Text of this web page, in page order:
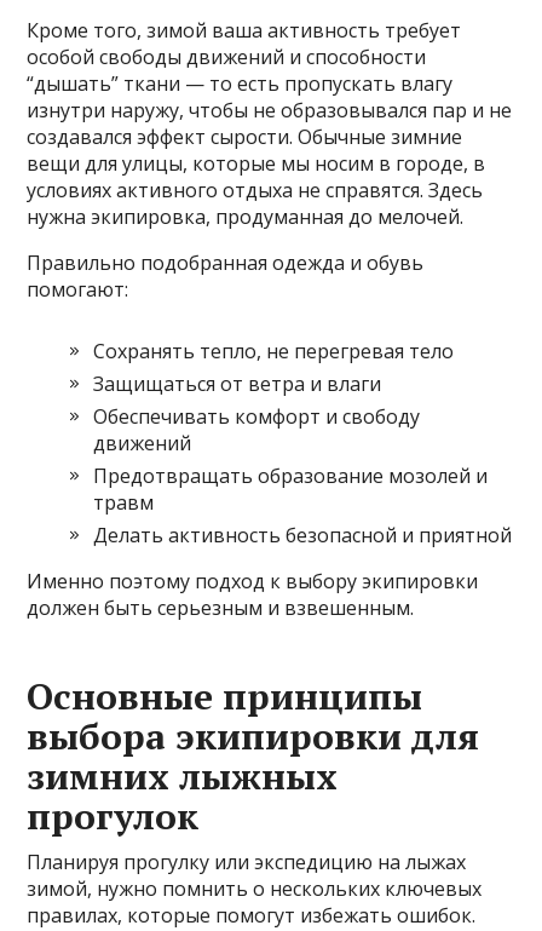
Кроме того, зимой ваша активность требует
особой свободы движений и способности
“дышать” ткани — то есть пропускать влагу
изнутри наружу, чтобы не образовывался пар и не
создавался эффект сырости. Обычные зимние
вещи для улицы, которые мы носим в городе, в
условиях активного отдыха не справятся. Здесь
нужна экипировка, продуманная до мелочей.
Правильно подобранная одежда и обувь
помогают:
Сохранять тепло, не перегревая тело
Защищаться от ветра и влаги
Обеспечивать комфорт и свободу
движений
Предотвращать образование мозолей и
травм
Делать активность безопасной и приятной
Именно поэтому подход к выбору экипировки
должен быть серьезным и взвешенным.
Основные принципы
выбора экипировки для
зимних лыжных
прогулок
Планируя прогулку или экспедицию на лыжах
зимой, нужно помнить о нескольких ключевых
правилах, которые помогут избежать ошибок.